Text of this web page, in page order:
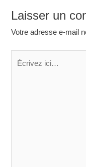
Laisser un
Votre adresse e-mail